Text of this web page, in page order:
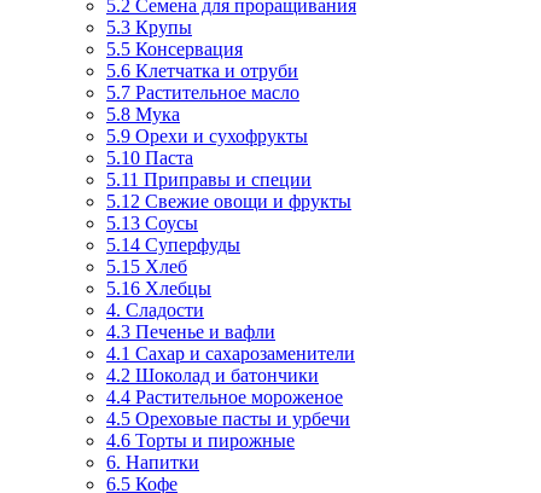
5.2 Семена для проращивания
5.3 Крупы
5.5 Консервация
5.6 Клетчатка и отруби
5.7 Растительное масло
5.8 Мука
5.9 Орехи и сухофрукты
5.10 Паста
5.11 Приправы и специи
5.12 Свежие овощи и фрукты
5.13 Соусы
5.14 Суперфуды
5.15 Хлеб
5.16 Хлебцы
4. Сладости
4.3 Печенье и вафли
4.1 Сахар и сахарозаменители
4.2 Шоколад и батончики
4.4 Растительное мороженое
4.5 Ореховые пасты и урбечи
4.6 Торты и пирожные
6. Напитки
6.5 Кофе